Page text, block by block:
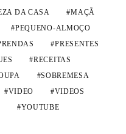
DA CASA
MAÇÃ
PEQUENO-ALMOÇO
PRESENTES
RECEITAS
SOBREMESA
VIDEO
VIDEOS
YOUTUBE